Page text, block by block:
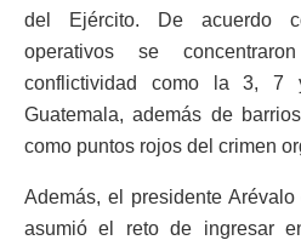
del Ejército. De acuerdo
operativos se
conflictividad como la 3,
Guatemala, además de
como puntos rojos del crimen
Además, el presidente
asumió el reto de ingresar